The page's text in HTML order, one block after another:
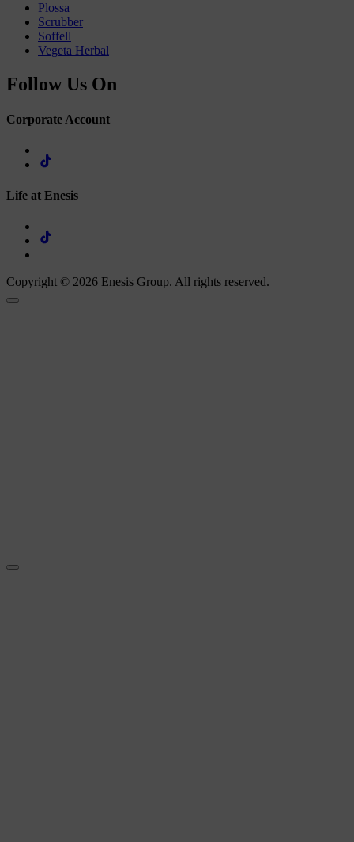
Plossa
Scrubber
Soffell
Vegeta Herbal
Follow Us On
Corporate Account
Life at Enesis
Copyright © 2026 Enesis Group. All rights reserved.